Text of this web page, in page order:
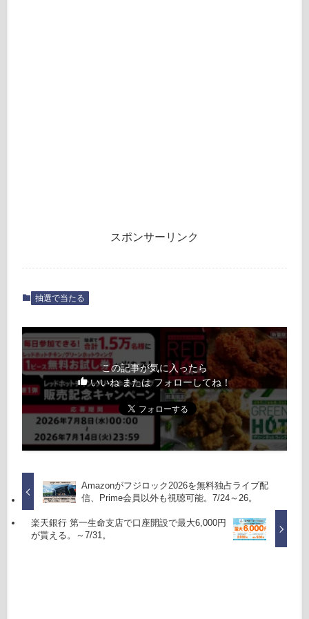
スポンサーリンク
抽選で当たる
この記事が気に入ったら
いいね または フォローしてね！
Amazonがフジロック2026を無料独占ライブ配
信、Prime会員以外も視聴可能。7/24～26。
楽天銀行 第一生命支店で口座開設で最大6,000円
が貰える。～7/31。